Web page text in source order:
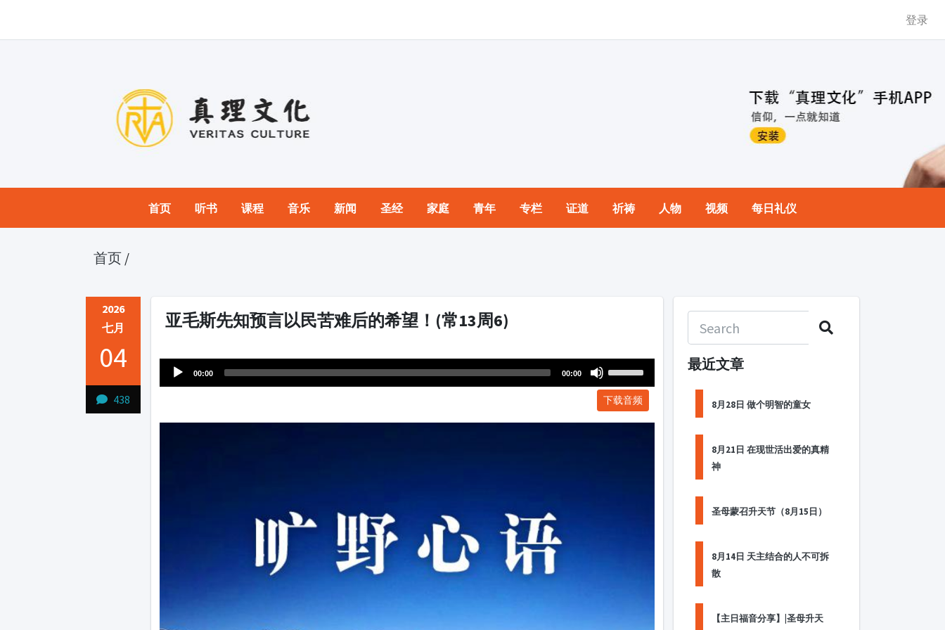
登录
首页 听书 课程 音乐 新闻 圣经 家庭 青年 专栏 证道 祈祷 人物 视频 每日礼仪
首页 /
2026
七月
04
438
亚毛斯先知预言以民苦难后的希望！(常13周6)
Player
00:00 00:00
Arrow
下载音频
最近文章
8月28日 做个明智的童女
8月21日 在现世活出爱的真精
神
圣母蒙召升天节（8月15日）
8月14日 天主结合的人不可拆
散
【主日福音分享】|圣母升天